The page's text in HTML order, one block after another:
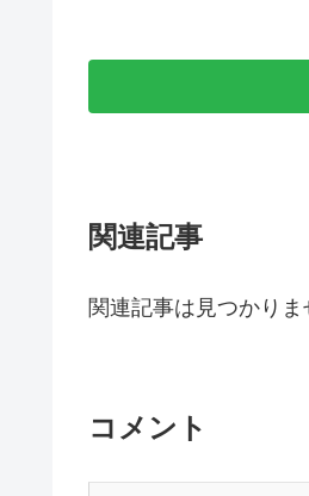
関連記事
関連記事は見つかりま
コメント